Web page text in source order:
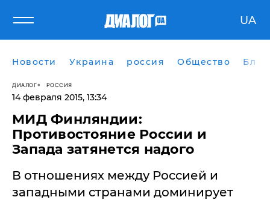
UA
Новости Украина россия Общество
ДИАЛОГ РОССИЯ
14 февраля 2015, 13:34
МИД Финляндии:
Противостояние России и
Запада затянется надого
В отношениях между Россией и
западными странами доминирует